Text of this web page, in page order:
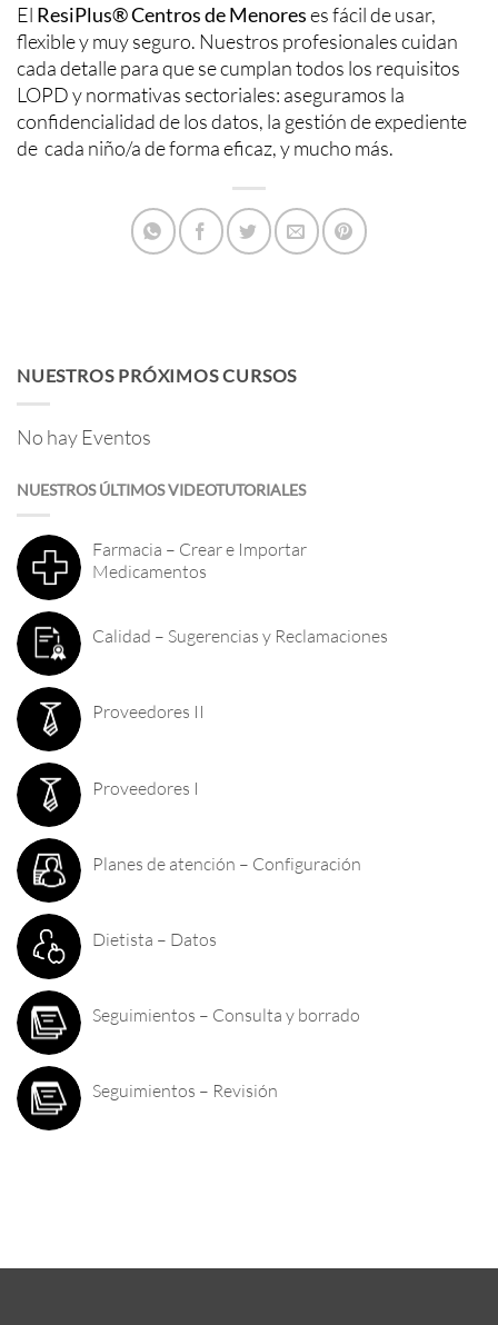
El ResiPlus® Centros de Menoreses fácil de usar,
flexible y muy seguro. Nuestros profesionales cuidan
cada detalle para que se cumplan todos los requisitos
LOPD y normativas sectoriales: aseguramos la
confidencialidad de los datos, la gestión de expediente
de cada niño/a de forma eficaz, y mucho más.
NUESTROS PRÓXIMOS CURSOS
No hay Eventos
NUESTROS ÚLTIMOS VIDEOTUTORIALES
Farmacia – Crear e Importar
Medicamentos
Calidad – Sugerencias y Reclamaciones
Proveedores II
Proveedores I
Planes de atención – Configuración
Dietista – Datos
Seguimientos – Consulta y borrado
Seguimientos – Revisión